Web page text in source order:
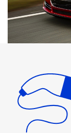
auto niet is
is om sneller op
kiezen dat
laadkabels zijn
te gebruiken
Onze
kunnen worden
een breed scala